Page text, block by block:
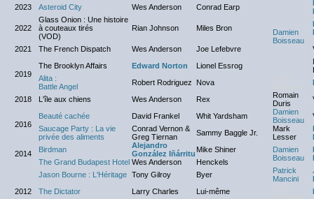
2023
Asteroid City Wes Anderson Conrad Earp
Damien
Boisseau
2022
Glass Onion : Une histoire
à couteaux tirés
(VOD)
Rian Johnson Miles Bron
2021
The French Dispatch Wes Anderson Joe Lefebvre
2019
The Brooklyn Affairs Edward Norton Lionel Essrog
Alita :
Battle Angel
Robert Rodriguez Nova
2018
L'île aux chiens Wes Anderson Rex
Romain
Duris
2016
Beauté cachée David Frankel Whit Yardsham
Damien
Boisseau
Saucage Party : La vie
privée des aliments
Conrad Vernon &
Greg Tiernan
Sammy Baggle Jr.
Mark
Lesser
2014
Birdman
Alejandro
González Iñárritu Mike Shiner
Damien
Boisseau
The Grand Budapest Hotel Wes Anderson Henckels
2012
Jason Bourne : L'Héritage Tony Gilroy Byer
Patrick
Mancini
The Dictator
Larry Charles Lui-même